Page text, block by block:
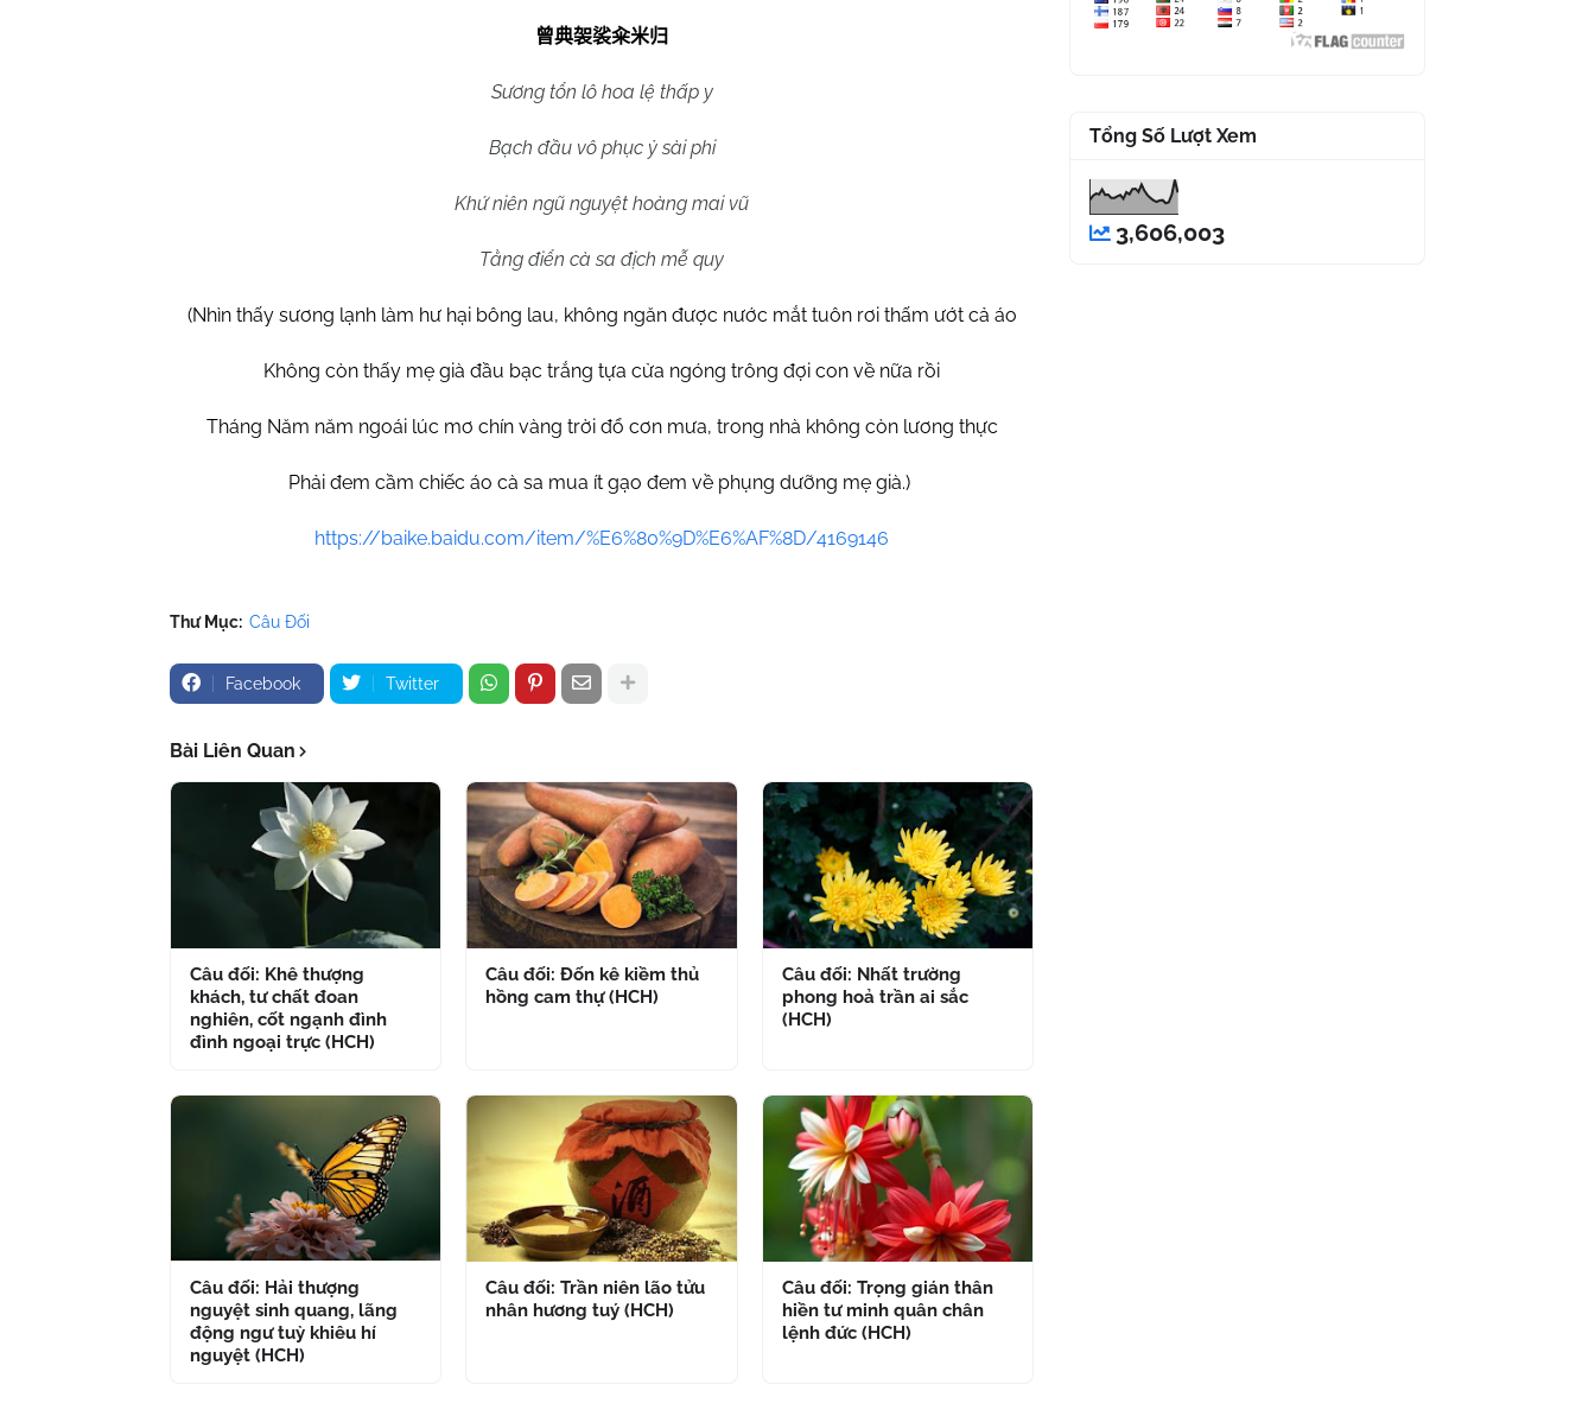
曾典袈裟籴米归
Sương tổn lô hoa lệ thấp y
Bạch đầu vô phục ỷ sài phi
Khứ niên ngũ nguyệt hoàng mai vũ
Tằng điển cà sa địch mễ quy
(Nhìn thấy sương lạnh làm hư hại bông lau, không ngăn được nước mắt tuôn rơi thấm ướt cả áo
Không còn thấy mẹ già đầu bạc trắng tựa cửa ngóng trông đợi con về nữa rồi
Tháng Năm năm ngoái lúc mơ chín vàng trời đổ cơn mưa, trong nhà không còn lương thực
Phải đem cầm chiếc áo cà sa mua ít gạo đem về phụng dưỡng mẹ già.)
https://baike.baidu.com/item/%E6%80%9D%E6%AF%8D/4169146
Thư Mục: Câu Đối
Facebook Twitter
Bài Liên Quan
Câu đối: Khê thượng
khách, tư chất đoan
nghiên, cốt ngạnh đình
đình ngoại trực (HCH)
Câu đối: Đốn kê kiềm thủ
hồng cam thự (HCH)
Câu đối: Nhất trường
phong hoả trần ai sắc
(HCH)
Câu đối: Hải thượng
nguyệt sinh quang, lãng
động ngư tuỳ khiêu hí
nguyệt (HCH)
Câu đối: Trần niên lão tửu
nhân hương tuý (HCH)
Câu đối: Trọng gián thân
hiền tư minh quân chân
lệnh đức (HCH)
Tổng Số Lượt Xem
3,606,003